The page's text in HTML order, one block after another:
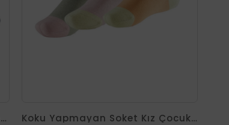
5 Parmak Soket Erkek Lacivert Gümüş Çorap Koku Yapmayan Soket Kız Çocuk Karışık Gümüş Çorap 3'lü Paket